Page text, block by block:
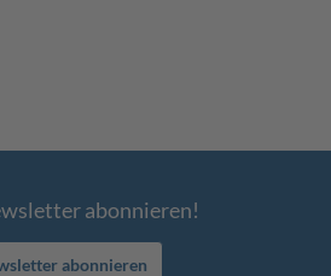
abonnieren!
abonnieren